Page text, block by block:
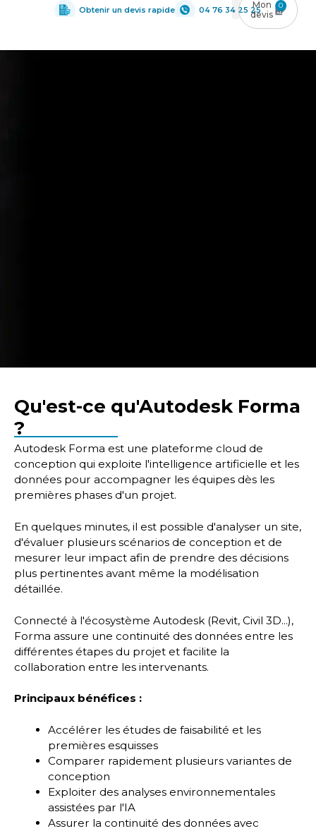
Obtenir un devis rapide 04 76 34 25 25 0
l'intelligence des données
au service de la
conception
L'analyse des données, l'intelligence artificielle
et le cloud redéfinissent la conception. Avec
Autodesk Forma, prenez de meilleures
faites évoluer vos workflows BIM.
Qu'est-ce qu'Autodesk Forma
?
Autodesk Forma est une plateforme cloud de
conception qui exploite l'intelligence artificielle et les
données pour accompagner les équipes dès les
premières phases d'un projet.
En quelques minutes, il est possible d'analyser un site,
d'évaluer plusieurs scénarios de conception et de
mesurer leur impact afin de prendre des décisions
plus pertinentes avant même la modélisation
détaillée.
Connecté à l'écosystème Autodesk (Revit, Civil 3D...),
Forma assure une continuité des données entre les
différentes étapes du projet et facilite la
collaboration entre les intervenants.
Principaux bénéfices :
Accélérer les études de faisabilité et les
premières esquisses
Comparer rapidement plusieurs variantes de
conception
Exploiter des analyses environnementales
assistées par l'IA
Assurer la continuité des données avec